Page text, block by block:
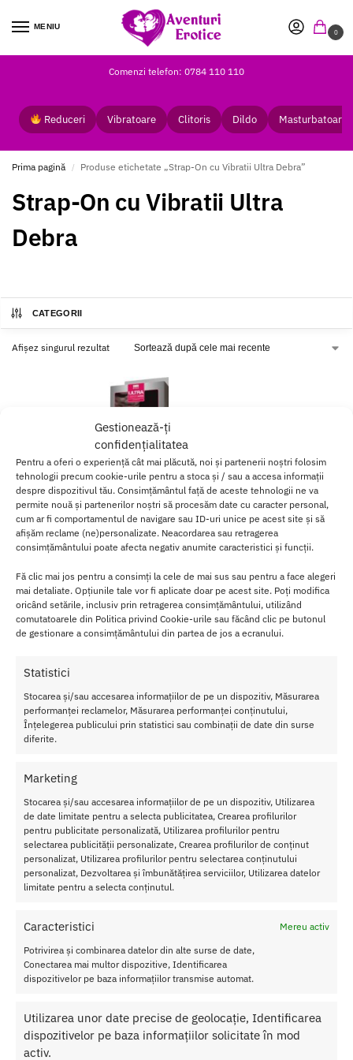
Gestionează-ți
confidențialitatea
Pentru a oferi o experiență cât mai plăcută, noi și partenerii noștri folosim
tehnologii precum cookie-urile pentru a stoca și / sau a accesa informații
despre dispozitivul tău. Consimțământul față de aceste tehnologii ne va
permite nouă și partenerilor noștri să procesăm date cu caracter personal,
cum ar fi comportamentul de navigare sau ID-uri unice pe acest site și să
afișăm reclame (ne)personalizate. Neacordarea sau retragerea
consimțământului poate afecta negativ anumite caracteristici și funcții.
Fă clic mai jos pentru a consimți la cele de mai sus sau pentru a face alegeri
mai detaliate. Opțiunile tale vor fi aplicate doar pe acest site. Poți modifica
oricând setările, inclusiv prin retragerea consimțământului, utilizând
comutatoarele din Politica privind Cookie-urile sau făcând clic pe butonul
de gestionare a consimțământului din partea de jos a ecranului.
Statistici
Stocarea și/sau accesarea informațiilor de pe un dispozitiv, Măsurarea
performanței reclamelor, Măsurarea performanței conținutului,
Înțelegerea publicului prin statistici sau combinații de date din surse
diferite.
Marketing
Stocarea și/sau accesarea informațiilor de pe un dispozitiv, Utilizarea
de date limitate pentru a selecta publicitatea, Crearea profilurilor
pentru publicitate personalizată, Utilizarea profilurilor pentru
selectarea publicității personalizate, Crearea profilurilor de conținut
personalizat, Utilizarea profilurilor pentru selectarea conținutului
personalizat, Dezvoltarea și îmbunătățirea serviciilor, Utilizarea datelor
limitate pentru a selecta conținutul.
Caracteristici
Mereu activ
Potrivirea și combinarea datelor din alte surse de date,
Conectarea mai multor dispozitive, Identificarea
dispozitivelor pe baza informațiilor transmise automat.
Utilizarea unor date precise de geolocație, Identificarea
dispozitivelor pe baza informațiilor solicitate în mod
activ.
MENIU
0
Comenzi telefon: 0784 110 110
Reduceri Vibratoare Clitoris Dildo Masturbatoare
Prima pagină / Produse etichetate „Strap-On cu Vibratii Ultra Debra”
Strap-On cu Vibratii Ultra
Debra
CATEGORII
Afișez singurul rezultat
Strap On Barbati cu Vibratii
Ultra
90.00lei
Adaugă în coș
Pentru toate comenziile de peste 250 lei
Retur Gratis in 21 zile
Toate comenzile pot fi returnate in 14 zile conform termenilor.
Sex Shop Romania
Comanda online de oriunde ai fi si primesti comanda a 2-a zi.
Discretie Maxima
Despre Noi
Termeni si Conditii
Protectia Consumatorului